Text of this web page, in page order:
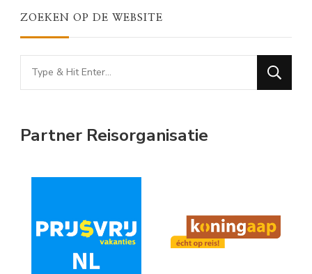
ZOEKEN OP DE WEBSITE
Looking
for
Partner Reisorganisatie